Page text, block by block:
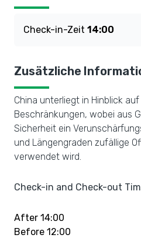
Check-in-Zeit 14:00
Zusätzliche
China unterliegt in Hinblick
Beschränkungen, wobei aus
Sicherheit ein
und Längengraden zufällige
verwendet wird.
Check-in and Check-out
After 14:00
Before 12:00